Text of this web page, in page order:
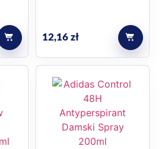
12,16 zł